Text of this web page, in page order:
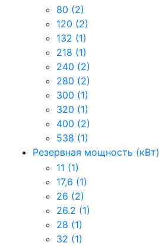
80 (2)
120 (2)
132 (1)
218 (1)
240 (2)
280 (2)
300 (1)
320 (1)
400 (2)
538 (1)
Резервная мощность (кВт)
11 (1)
17,6 (1)
26 (2)
26.2 (1)
28 (1)
32 (1)